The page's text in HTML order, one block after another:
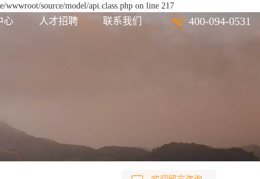
wwwroot/source/model/api.class.php on line 217
心 人才招聘 联系我们 400-094-0531